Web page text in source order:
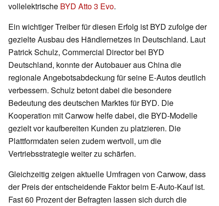
vollelektrische BYD Atto 3 Evo.
Ein wichtiger Treiber für diesen Erfolg ist BYD zufolge der
gezielte Ausbau des Händlernetzes in Deutschland. Laut
Patrick Schulz, Commercial Director bei BYD
Deutschland, konnte der Autobauer aus China die
regionale Angebotsabdeckung für seine E-Autos deutlich
verbessern. Schulz betont dabei die besondere
Bedeutung des deutschen Marktes für BYD. Die
Kooperation mit Carwow helfe dabei, die BYD-Modelle
gezielt vor kaufbereiten Kunden zu platzieren. Die
Plattformdaten seien zudem wertvoll, um die
Vertriebsstrategie weiter zu schärfen.
Gleichzeitig zeigen aktuelle Umfragen von Carwow, dass
der Preis der entscheidende Faktor beim E-Auto-Kauf ist.
Fast 60 Prozent der Befragten lassen sich durch die